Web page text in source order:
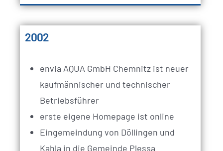
2002
envia AQUA GmbH Chemnitz ist neuer
kaufmännischer und technischer
Betriebsführer
erste eigene Homepage ist online
Eingemeindung von Döllingen und
Kahla in die Gemeinde Plessa